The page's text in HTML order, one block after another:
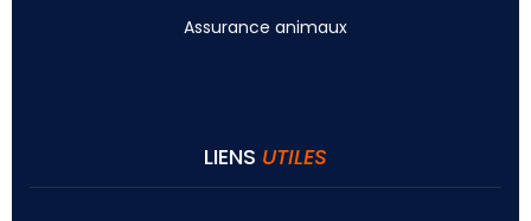
Assurance animaux
LIENS UTILES